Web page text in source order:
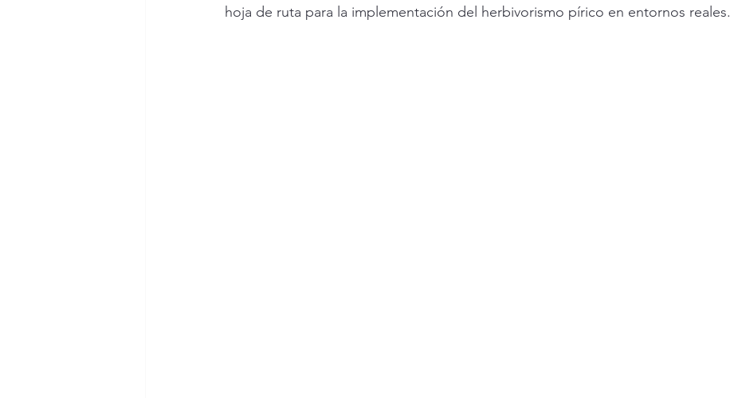
hoja de ruta para la implementación del herbivorismo pírico en entornos reales.